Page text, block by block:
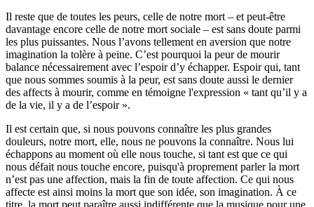
Il reste que de toutes les peurs, celle de notre mort – et peut-être
davantage encore celle de notre mort sociale – est sans doute parmi
les plus puissantes. Nous l’avons tellement en aversion que notre
imagination la tolère à peine. C’est pourquoi la peur de mourir
balance nécessairement avec l’espoir d’y échapper. Espoir qui, tant
que nous sommes soumis à la peur, est sans doute aussi le dernier
des affects à mourir, comme en témoigne l'expression « tant qu’il y a
de la vie, il y a de l’espoir ».
Il est certain que, si nous pouvons connaître les plus grandes
douleurs, notre mort, elle, nous ne pouvons la connaître. Nous lui
échappons au moment où elle nous touche, si tant est que ce qui
nous défait nous touche encore, puisqu'à proprement parler la mort
n’est pas une affection, mais la fin de toute affection. Ce qui nous
affecte est ainsi moins la mort que son idée, son imagination. À ce